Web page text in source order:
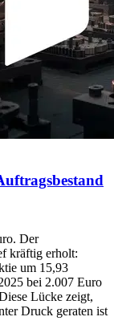
Der
kräftig erholt:
um 15,93
bei 2.007 Euro
Lücke zeigt,
Druck geraten ist